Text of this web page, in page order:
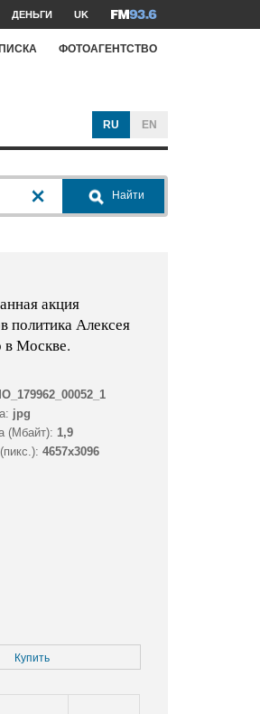
ДЕНЬГИ UK
ФОТОАГЕНТСТВО
RU EN
Найти
акция
политика Алексея
в Москве.
jpg
(Мбайт): 1,9
4657x3096
Купить